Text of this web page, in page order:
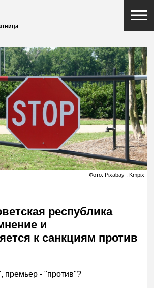
Фото: Pixabay , Kmpix
республика
и
к санкциям против
премьер - "против"?